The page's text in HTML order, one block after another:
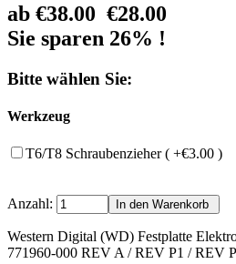
ab €38.00 €28.00
Sie sparen 26% !
Bitte wählen Sie:
Werkzeug
T6/T8 Schraubenzieher ( +€3.00 )
Anzahl:
Western Digital (WD) Festplatte
771960-000 REV A / REV P1 / REV